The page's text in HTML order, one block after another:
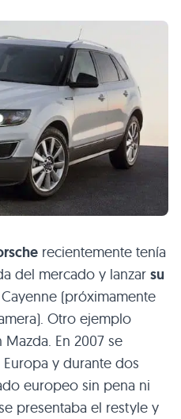
recientemente tenía
del mercado y lanzar su
(próximamente
Otro ejemplo
En 2007 se
Europa y durante dos
europeo sin pena ni
presentaba el restyle y